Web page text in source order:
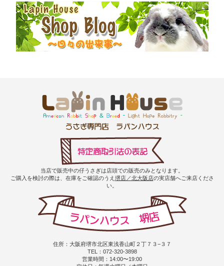
当店で販売中の仔うさぎは店頭での販売のみとなります。
ご購入を検討の際は、在庫をご確認のうえ 堺店／北大阪店の実店舗へご来店くださ
い。
住所：大阪府堺市北区東浅香山町２丁７３−３７
TEL：072-320-3898
営業時間：14:00〜19:00